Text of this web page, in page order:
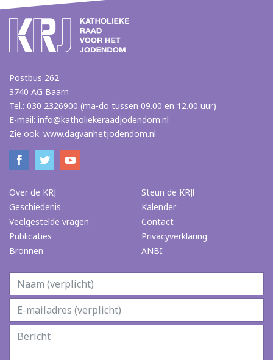
Postbus 262
3740 AG Baarn
Tel.: 030 2326900 (ma-do tussen 09.00 en 12.00 uur)
E-mail: info@katholiekeraadjodendom.nl
Zie ook: www.dagvanhetjodendom.nl
Over de KRJ
Geschiedenis
Veelgestelde vragen
Publicaties
Bronnen
Steun de KRJ!
Kalender
Contact
Privacyverklaring
ANBI